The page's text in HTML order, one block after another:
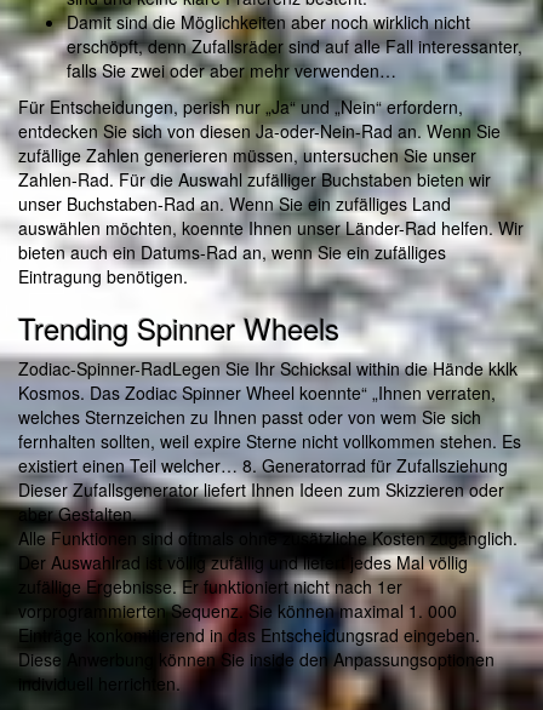
Damit sind die Möglichkeiten aber noch wirklich nicht
erschöpft, denn Zufallsräder sind auf alle Fall interessanter,
falls Sie zwei oder aber mehr verwenden…
Für Entscheidungen, perish nur „Ja“ und „Nein“ erfordern,
entdecken Sie sich von diesen Ja-oder-Nein-Rad an. Wenn Sie
zufällige Zahlen generieren müssen, untersuchen Sie unser
Zahlen-Rad. Für die Auswahl zufälliger Buchstaben bieten wir
unser Buchstaben-Rad an. Wenn Sie ein zufälliges Land
auswählen möchten, koennte Ihnen unser Länder-Rad helfen. Wir
bieten auch ein Datums-Rad an, wenn Sie ein zufälliges
Eintragung benötigen.
Trending Spinner Wheels
Zodiac-Spinner-RadLegen Sie Ihr Schicksal within die Hände kklk
Kosmos. Das Zodiac Spinner Wheel koennte“ „Ihnen verraten,
welches Sternzeichen zu Ihnen passt oder von wem Sie sich
fernhalten sollten, weil expire Sterne nicht vollkommen stehen. Es
existiert einen Teil welcher… 8. Generatorrad für Zufallsziehung
Dieser Zufallsgenerator liefert Ihnen Ideen zum Skizzieren oder
aber Gestalten.
Alle Funktionen sind oftmals ohne zusätzliche Kosten zugänglich.
Der Auswahlrad ist völlig zufällig und liefert jedes Mal völlig
zufällige Ergebnisse. Er funktioniert nicht nach 1er
vorprogrammierten Sequenz. Sie können maximal 1. 000
Einträge konkomitierend in das Entscheidungsrad eingeben.
Diese Anwerbung können Sie inside den Anpassungsoptionen
individuell herrichten.